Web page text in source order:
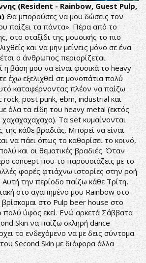
(Resident - Rainbow, Guest Pulp,
Θα μπορούσες να μου δώσεις τον
παίζει τα πάντα». Πέρα από το
στο σταξίδι της μουσικής το πιο
και να μην μείνεις μόνο σε ένα
ο άνθρωπος περιορίζεται
η βάση μου να είναι φυσικά το heavy
έχω εξελιχθεί σε μονοπάτια πολύ
καταφέρνοντας πλέον να παίζω
rock, post punk, ebm, industrial και
όλα τα είδη του heavy metal (εκτός
Τα set κυμαίνονται
κάθε βραδιάς. Μπορεί να είναι
να πάει όπως το καθορίσει το κοινό,
και οι θεματικές βραδιές. Όταν
concept που το παρουσιάζεις με το
φορές φτιάχνω ιστορίες στην ροή
την περίοδο παίζω κάθε Τρίτη,
στο αγαπημένο μου Rainbow στο
στο Pulp beer house στο
πολύ ύφος εκεί. Ενώ αρκετά Σάββατα
Skin να παίζω σκληρή dance
το ενδεχόμενο να με δεις σύντομα
Second Skin με διάφορα άλλα